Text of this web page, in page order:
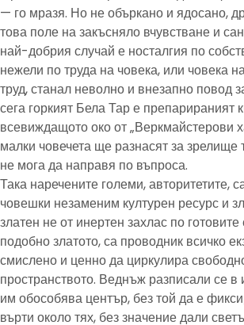
— го мразя. Но не объркано и ядосано,
това поле на закъсняло вчувстване и
най-добрия случай е носталгия по
нежели по труда на човека, или човека
труд, станал неволно и внезапно повод
сега горкият Бела Тар е препарираният
всевиждащото око от „Веркмайстерови
малки човечета ще разнасят за зрелище
не мога да направя по въпроса.
Така наречените големи, авторитетите,
човешки незаменим културен ресурс и
златен не от инертен захлас по
подобно златото, са проводник всичко
смислено и ценно да циркулира
пространството. Веднъж разписали се в
им обособява център, без той да е
върти около тях, без значение дали